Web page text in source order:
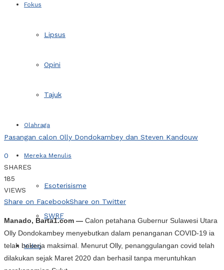
Fokus
Lipsus
Opini
Tajuk
Olahraga
Mereka Menulis
Esoterisisme
SWRF
Video
Pasangan calon Olly Dondokambey dan Steven Kandouw
0
SHARES
185
VIEWS
Share on FacebookShare on Twitter
Manado, Barta1.com — Calon petahana Gubernur Sulawesi Utara
Olly Dondokambey menyebutkan dalam penanganan COVID-19 ia
telah bekerja maksimal. Menurut Olly, penanggulangan covid telah
dilakukan sejak Maret 2020 dan berhasil tanpa meruntuhkan